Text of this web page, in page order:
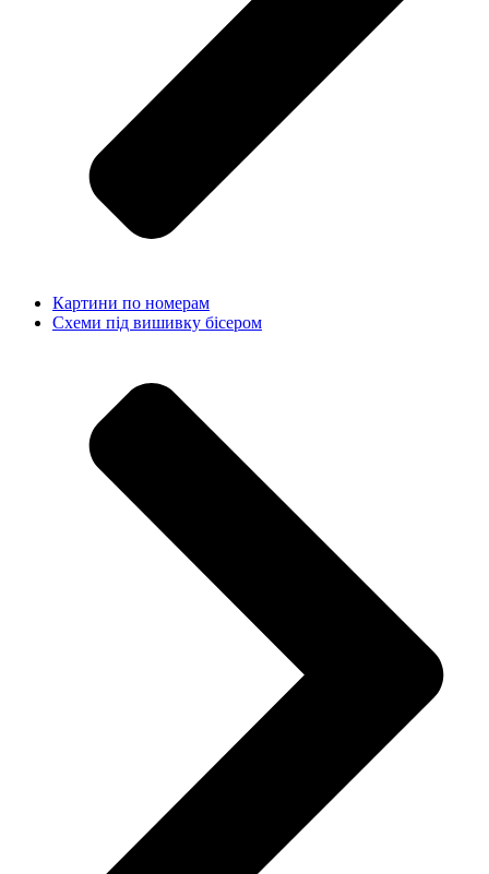
Картини по номерам
Схеми під вишивку бісером